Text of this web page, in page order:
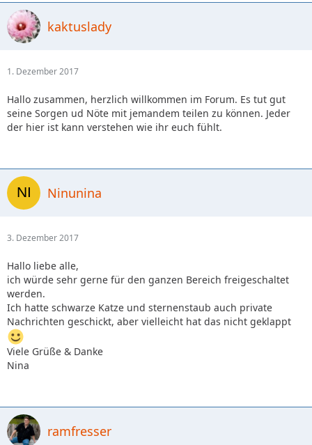
kaktuslady
1. Dezember 2017
Hallo zusammen, herzlich willkommen im Forum. Es tut gut
seine Sorgen ud Nöte mit jemandem teilen zu können. Jeder
der hier ist kann verstehen wie ihr euch fühlt.
Ninunina
3. Dezember 2017
Hallo liebe alle,
ich würde sehr gerne für den ganzen Bereich freigeschaltet
werden.
Ich hatte schwarze Katze und sternenstaub auch private
Nachrichten geschickt, aber vielleicht hat das nicht geklappt
Viele Grüße & Danke
Nina
ramfresser